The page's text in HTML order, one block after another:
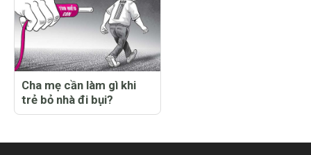
Cha mẹ cần làm gì khi
trẻ bỏ nhà đi bụi?